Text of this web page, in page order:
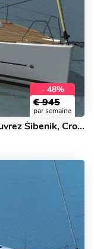
- 48%
€ 945
par semaine
Une grande location de voilier - découvrez Šibenik, Croatie!